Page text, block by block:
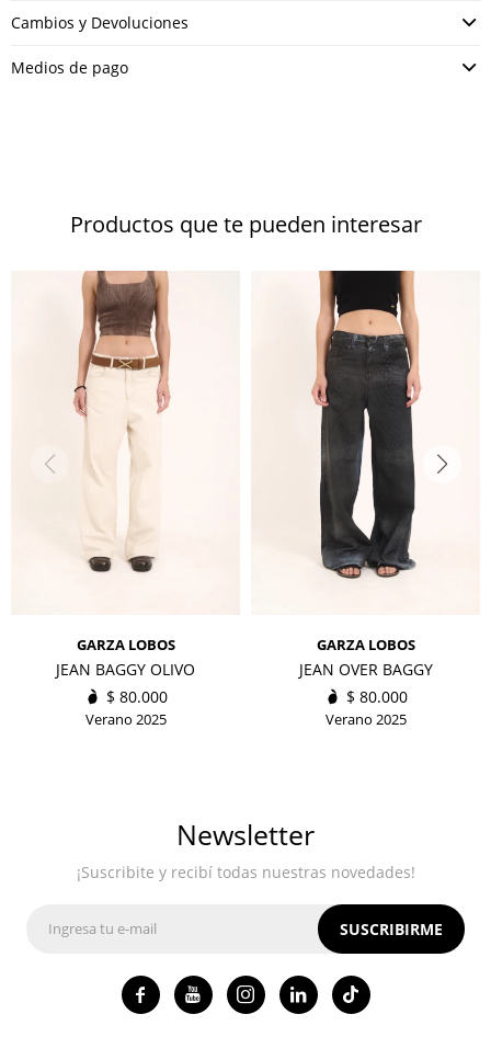
Cambios y Devoluciones
Medios de pago
Productos que te pueden interesar
GARZA LOBOS
JEAN BAGGY OLIVO
$ 80.000
Verano 2025
GARZA LOBOS
JEAN OVER BAGGY
$ 80.000
Verano 2025
Newsletter
¡Suscribite y recibí todas nuestras novedades!
SUSCRIBIRME
   